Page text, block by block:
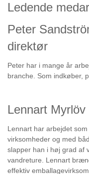
Ledende
Peter
direktør
Peter har i mange år
branche. Som indkøber,
Lennart
Lennart har arbejdet
virksomheder og med
slapper han i høj grad af
vandreture. Lennart
effektiv